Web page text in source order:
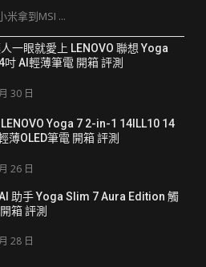
米拿到MSI ...
一眼就愛上 LENOVO 聯想 Yoga
吋 AI輕薄筆電 開箱 評測
30 日
Yoga 7 2-in-1 14ILL10 14
薄OLED筆電 開箱 評測
26 日
助手 Yoga Slim 7 Aura Edition 觸
箱 評測
28 日